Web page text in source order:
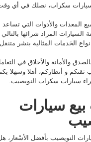
سكراب، نصلك في أي
المعدات والأدوات التي
السيارات المراد شرائها
الخَدمات المثالية بنشر متنقل
والأمانة والأخلاق في
ثقتكم و أنظاركم، أهلا وسهلا
سيارات سكراب النويصيب.
سيارات
النويصيب بأفضل الأسْعار،